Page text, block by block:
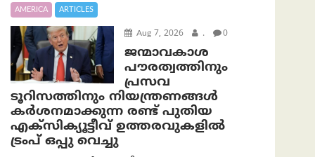
AMERICA ARTICLES
Aug 7, 2026 . 0
ജന്മാവകാശ
പൗരത്വത്തിനും
പ്രസവ
ടൂറിസത്തിനും നിയന്ത്രണങ്ങൾ
കർശനമാക്കുന്ന രണ്ട് പുതിയ
എക്സിക്യൂട്ടീവ് ഉത്തരവുകളിൽ
ട്രംപ് ഒപ്പു വെച്ചു